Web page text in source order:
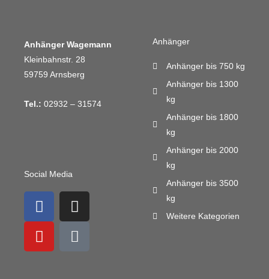
Anhänger Wagemann
Kleinbahnstr. 28
59759 Arnsberg
Tel.: 02932 – 31574
Social Media
F
a
c
e
I
n
s
t
Y
o
u
t
M
a
i
l
Anhänger
Anhänger bis 750 kg
Anhänger bis 1300
kg
Anhänger bis 1800
kg
Anhänger bis 2000
kg
Anhänger bis 3500
kg
Weitere Kategorien